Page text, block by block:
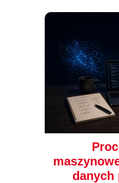
29.89 zł
49.00 zł (-39%)
danych